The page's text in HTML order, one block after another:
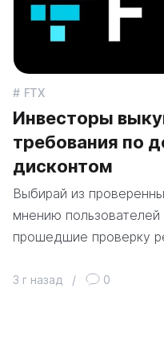
FTX
Инвесторы
требования по
дисконтом
Выбирай из
мнению
прошедшие проверку
3 г назад / 0